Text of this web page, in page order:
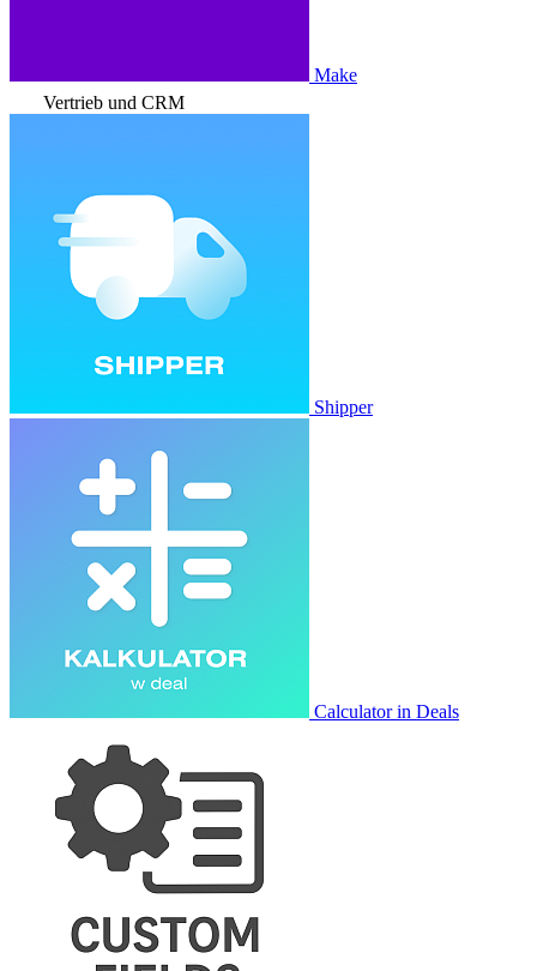
Make
Vertrieb und CRM
Shipper
Calculator in Deals